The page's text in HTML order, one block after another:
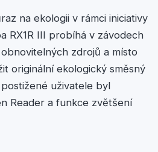
na ekologii v rámci iniciativy
RX1R III probíhá v závodech
zdrojů a místo
originální ekologický směsný
uživatele byl
Reader a funkce zvětšení